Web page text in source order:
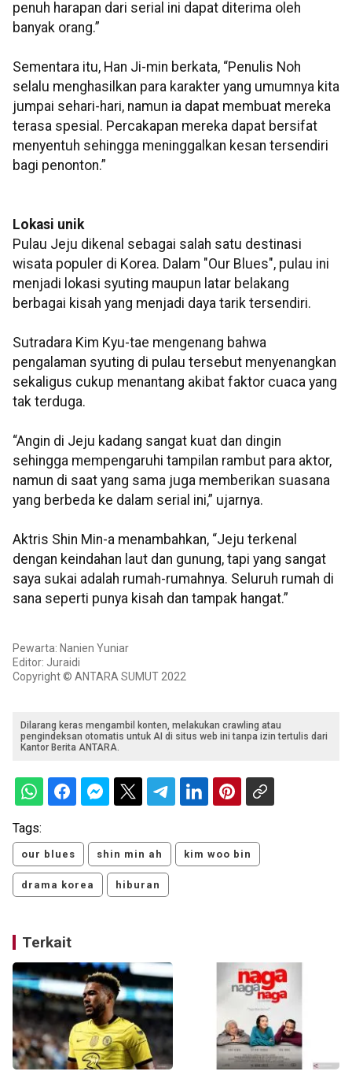
penuh harapan dari serial ini dapat diterima oleh
banyak orang.”
Sementara itu, Han Ji-min berkata, “Penulis Noh
selalu menghasilkan para karakter yang umumnya kita
jumpai sehari-hari, namun ia dapat membuat mereka
terasa spesial. Percakapan mereka dapat bersifat
menyentuh sehingga meninggalkan kesan tersendiri
bagi penonton.”
Lokasi unik
Pulau Jeju dikenal sebagai salah satu destinasi
wisata populer di Korea. Dalam "Our Blues", pulau ini
menjadi lokasi syuting maupun latar belakang
berbagai kisah yang menjadi daya tarik tersendiri.
Sutradara Kim Kyu-tae mengenang bahwa
pengalaman syuting di pulau tersebut menyenangkan
sekaligus cukup menantang akibat faktor cuaca yang
tak terduga.
“Angin di Jeju kadang sangat kuat dan dingin
sehingga mempengaruhi tampilan rambut para aktor,
namun di saat yang sama juga memberikan suasana
yang berbeda ke dalam serial ini,” ujarnya.
Aktris Shin Min-a menambahkan, “Jeju terkenal
dengan keindahan laut dan gunung, tapi yang sangat
saya sukai adalah rumah-rumahnya. Seluruh rumah di
sana seperti punya kisah dan tampak hangat.”
Pewarta: Nanien Yuniar
Editor: Juraidi
Copyright © ANTARA SUMUT 2022
Dilarang keras mengambil konten, melakukan crawling atau
pengindeksan otomatis untuk AI di situs web ini tanpa izin tertulis dari
Kantor Berita ANTARA.
Tags:
our blues shin min ah kim woo bin
drama korea hiburan
Terkait